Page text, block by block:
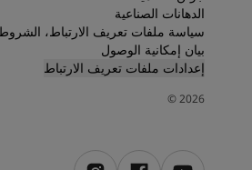
الدهانات الصناعية
سياسة ملفات تعريف الارتباط،
بيان إمكانية الوصول
إعدادات ملفات تعريف الارتباط
2026
©